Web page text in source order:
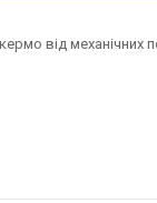
від механічних